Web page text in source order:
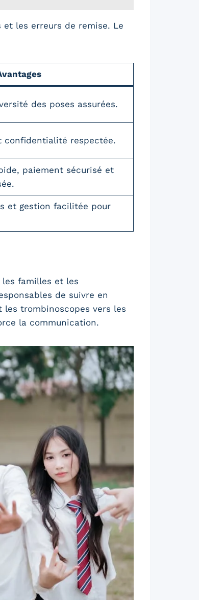
et les erreurs de remise. Le
des poses assurées.
confidentialité respectée.
paiement sécurisé et
et gestion facilitée pour
familles et les
de suivre en
trombinoscopes vers les
la communication.